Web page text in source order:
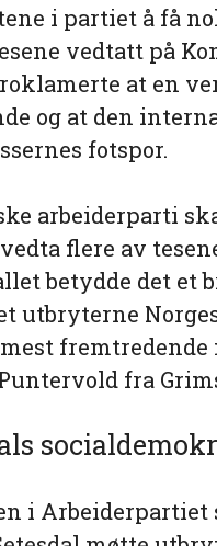
i partiet å få
vedtatt på
at en
og at den
fotspor.
arbeiderparti
flere av
betydde det et
utbryterne
fra
i